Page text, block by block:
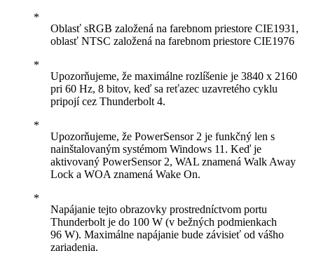
Oblasť sRGB založená na farebnom priestore CIE1931,
oblasť NTSC založená na farebnom priestore CIE1976
Upozorňujeme, že maximálne rozlíšenie je 3840 x 2160
pri 60 Hz, 8 bitov, keď sa reťazec uzavretého cyklu
pripojí cez Thunderbolt 4.
Upozorňujeme, že PowerSensor 2 je funkčný len s
nainštalovaným systémom Windows 11. Keď je
aktivovaný PowerSensor 2, WAL znamená Walk Away
Lock a WOA znamená Wake On.
Napájanie tejto obrazovky prostredníctvom portu
Thunderbolt je do 100 W (v bežných podmienkach
96 W). Maximálne napájanie bude závisieť od vášho
zariadenia.